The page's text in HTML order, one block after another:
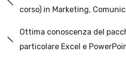
corso) in Marketing,
Ottima conoscenza del
particolare Excel e